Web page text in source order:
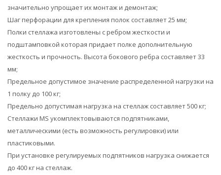
значительно упрощает их монтаж и демонтаж;
Шаг перфорации для крепления полок составляет 25 мм;
Полки стеллажа изготовлены с ребром жесткости и
подштамповкой которая придает полке дополнительную
жесткость и прочность. Высота бокового ребра составляет 33
мм;
Предельное допустимое значение распределенной нагрузки на
1 полку до 100 кг;
Предельно допустимая нагрузка на стеллаж составляет 500 кг;
Стеллажи MS укомплектовываются подпятниками,
металлическими (есть возможность регулировки) или
пластиковыми.
При установке регулируемых подпятников нагрузка снижается
до 400 кг на стеллаж.